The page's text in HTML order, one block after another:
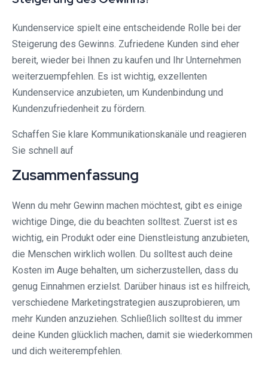
Kundenservice spielt eine entscheidende Rolle bei der
Steigerung des Gewinns. Zufriedene Kunden sind eher
bereit, wieder bei Ihnen zu kaufen und Ihr Unternehmen
weiterzuempfehlen. Es ist wichtig, exzellenten
Kundenservice anzubieten, um Kundenbindung und
Kundenzufriedenheit zu fördern.
Schaffen Sie klare Kommunikationskanäle und reagieren
Sie schnell auf
Zusammenfassung
Wenn du mehr Gewinn machen möchtest, gibt es einige
wichtige Dinge, die du beachten solltest. Zuerst ist es
wichtig, ein Produkt oder eine Dienstleistung anzubieten,
die Menschen wirklich wollen. Du solltest auch deine
Kosten im Auge behalten, um sicherzustellen, dass du
genug Einnahmen erzielst. Darüber hinaus ist es hilfreich,
verschiedene Marketingstrategien auszuprobieren, um
mehr Kunden anzuziehen. Schließlich solltest du immer
deine Kunden glücklich machen, damit sie wiederkommen
und dich weiterempfehlen.